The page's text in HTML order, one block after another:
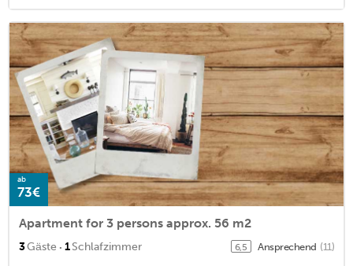
ab
73€
Apartment for 3 persons approx. 56 m2
3Gäste · 1Schlafzimmer 6,5 Ansprechend (11)